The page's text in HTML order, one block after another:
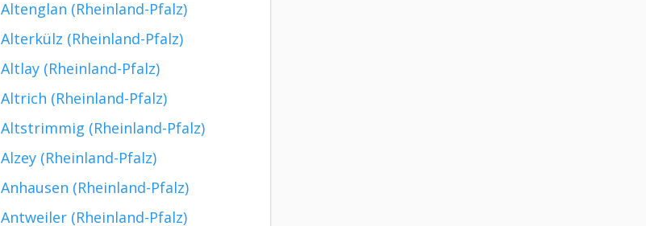
Altenglan (Rheinland-Pfalz)
Alterkülz (Rheinland-Pfalz)
Altlay (Rheinland-Pfalz)
Altrich (Rheinland-Pfalz)
Altstrimmig (Rheinland-Pfalz)
Alzey (Rheinland-Pfalz)
Anhausen (Rheinland-Pfalz)
Antweiler (Rheinland-Pfalz)